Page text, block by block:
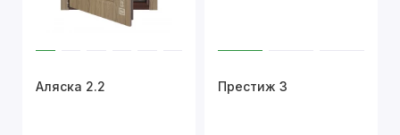
Аляска 2.2 Престиж 3